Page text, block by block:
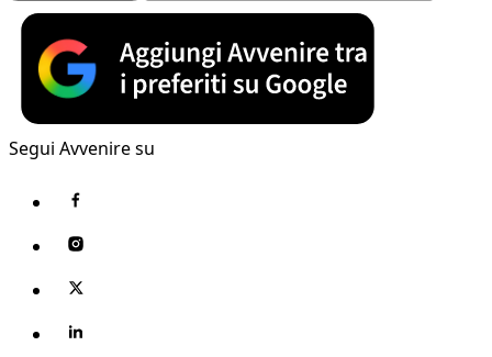
Segui Avvenire su